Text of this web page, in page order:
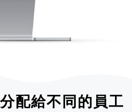
配給不同的員工